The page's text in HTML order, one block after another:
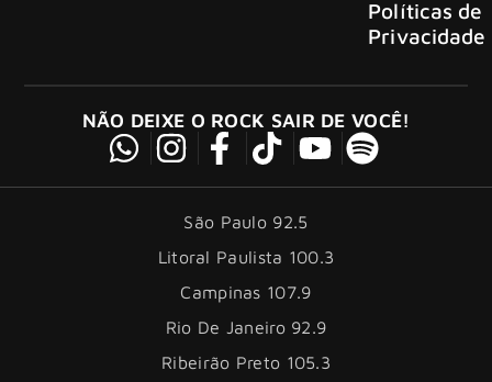
Políticas de
Privacidade
NÃO DEIXE O ROCK SAIR DE VOCÊ!
São Paulo 92.5
Litoral Paulista 100.3
Campinas 107.9
Rio De Janeiro 92.9
Ribeirão Preto 105.3